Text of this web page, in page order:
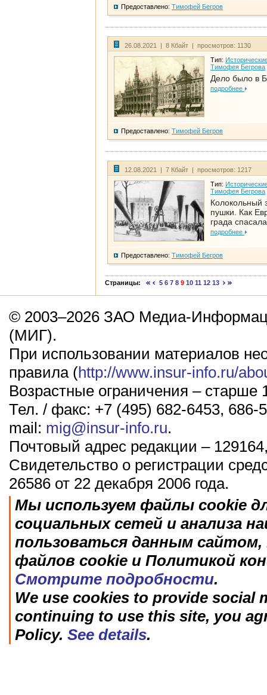
Предоставлено: Тимофей Бегров
26.08.2021 | 8 Кбайт | просмотров: 1130
Тип:
Тимофея Бегрова
Дело было в
подробнее
Предоставлено: Тимофей Бегров
12.08.2021 | 7 Кбайт | просмотров: 1217
Тип:
Тимофея Бегрова
Колокольный
пушки. Как
града
подробнее
Предоставлено: Тимофей Бегров
Страницы: 5 6 7 8 9 10 11 12 13
© 2003–2026 ЗАО Медиа-
(МИГ).
При использовании материалов
правила (http://www.insur-info.ru/
Возрастные ограничения – старше
Тел. / факс: +7 (495) 682-6453, 686-
mail: mig@insur-info.ru.
Почтовый адрес редакции –
Свидетельство о регистрации
26586 от 22 декабря 2006 года.
Мы используем файлы cookie
социальных сетей и анализа
пользоваться данным
файлов cookie и Политикой
Смотрите подробности.
We use cookies to provide social
continuing to use this site, you
Policy. See details.